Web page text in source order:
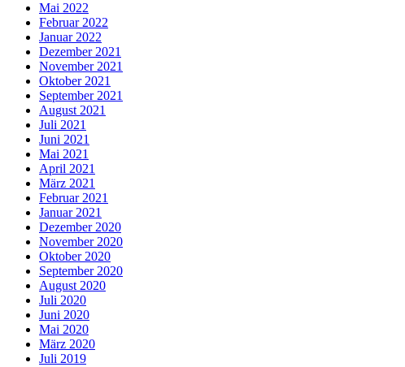
Mai 2022
Februar 2022
Januar 2022
Dezember 2021
November 2021
Oktober 2021
September 2021
August 2021
Juli 2021
Juni 2021
Mai 2021
April 2021
März 2021
Februar 2021
Januar 2021
Dezember 2020
November 2020
Oktober 2020
September 2020
August 2020
Juli 2020
Juni 2020
Mai 2020
März 2020
Juli 2019